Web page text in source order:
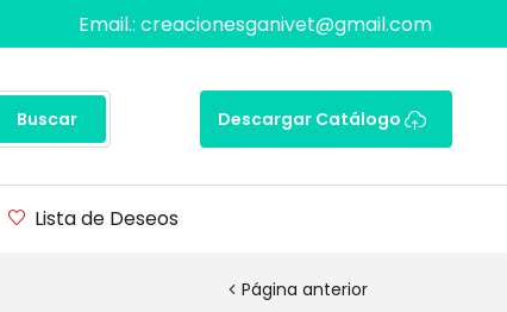
Email.: creacionesganivet@gmail.com
Buscar Descargar Catálogo
Lista de Deseos
Página anterior